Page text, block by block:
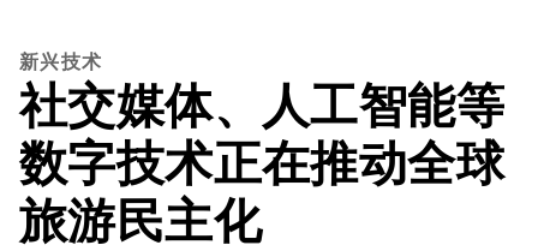
新兴技术
社交媒体、人工智能等
数字技术正在推动全球
旅游民主化